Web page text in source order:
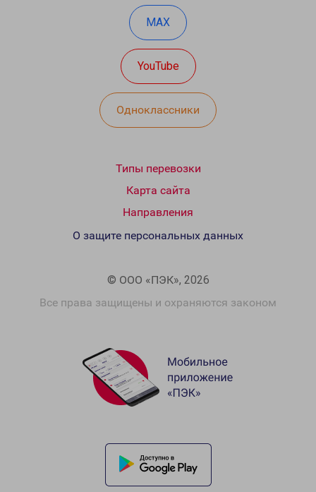
MAX
YouTube
Одноклассники
Типы перевозки
Карта сайта
Направления
© ООО «ПЭК», 2026
Все права защищены и охраняются законом
О защите персональных данных